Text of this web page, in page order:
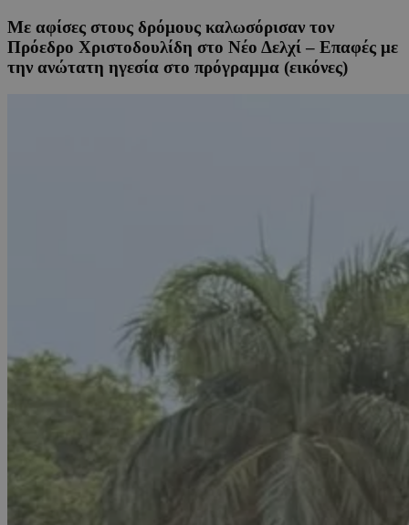
Με αφίσες στους δρόμους καλωσόρισαν τον
Πρόεδρο Χριστοδουλίδη στο Νέο Δελχί – Επαφές με
την ανώτατη ηγεσία στο πρόγραμμα (εικόνες)